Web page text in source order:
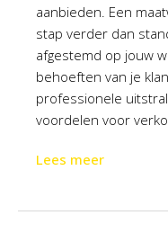
aanbieden. Een
stap verder dan
afgestemd op jouw
behoeften van je
professionele
voordelen voor
Lees meer